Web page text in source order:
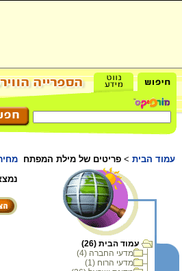
עמוד הבית > פריטים של מילת המפתח
עמוד הבית (26)
מדעי החברה (4)
מדעי הרוח (1)